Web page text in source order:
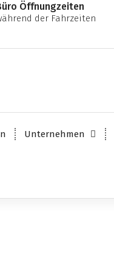
Öffnungzeiten
der Fahrzeiten
Unternehmen